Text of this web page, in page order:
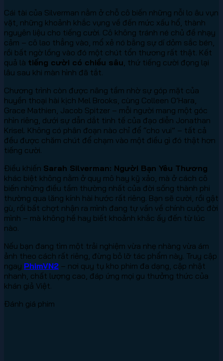
Cái tài của Silverman nằm ở chỗ cô biến những nỗi lo âu vụn
vặt, những khoảnh khắc vụng về đến mức xấu hổ, thành
nguyên liệu cho tiếng cười. Cô không tránh né chủ đề nhạy
cảm – cô lao thẳng vào, mổ xẻ nó bằng sự dí dỏm sắc bén,
rồi bất ngờ lồng vào đó một chút tổn thương rất thật. Kết
quả là tiếng cười có chiều sâu , thứ tiếng cười đọng lại
lâu sau khi màn hình đã tắt.
Chương trình còn được nâng tầm nhờ sự góp mặt của
huyền thoại hài kịch Mel Brooks, cùng Colleen O’Hara,
Grace Mathien, Jacob Spitzer – mỗi người mang một góc
nhìn riêng, dưới sự dẫn dắt tinh tế của đạo diễn Jonathan
Krisel. Không có phân đoạn nào chỉ để “cho vui” – tất cả
đều được chăm chút để chạm vào một điều gì đó thật hơn
tiếng cười.
Điều khiến Sarah Silverman: Người Bạn Yêu Thương
khác biệt không nằm ở quy mô hay kỹ xảo, mà ở cách cô
biến những điều tầm thường nhất của đời sống thành phi
thường qua lăng kính hài hước rất riêng. Bạn sẽ cười, rồi gật
gù, rồi bất chợt nhận ra mình đang tự vấn về chính cuộc đời
mình – mà không hề hay biết khoảnh khắc ấy đến từ lúc
nào.
Nếu bạn đang tìm một trải nghiệm vừa nhẹ nhàng vừa ám
ảnh theo cách rất riêng, đừng bỏ lỡ tác phẩm này. Truy cập
ngay PhimVN2 – nơi quy tụ kho phim đa dạng, cập nhật
nhanh, chất lượng cao, đáp ứng mọi gu thưởng thức của
khán giả Việt.
Đánh giá phim